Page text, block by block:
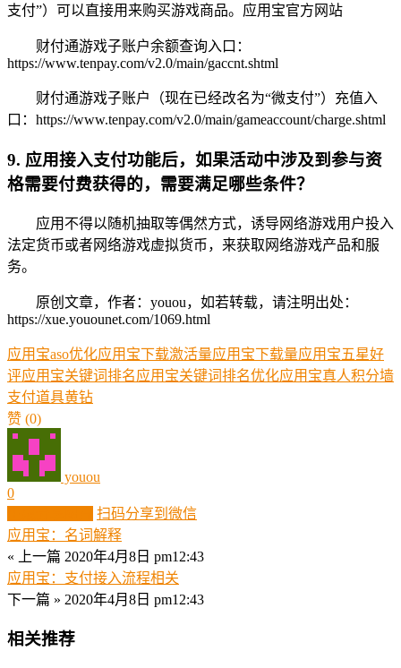
支付”）可以直接用来购买游戏商品。应用宝官方网站
财付通游戏子账户余额查询入口：
https://www.tenpay.com/v2.0/main/gaccnt.shtml
财付通游戏子账户（现在已经改名为“微支付”）充值入
口：https://www.tenpay.com/v2.0/main/gameaccount/charge.shtml
9. 应用接入支付功能后，如果活动中涉及到参与资
格需要付费获得的，需要满足哪些条件？
应用不得以随机抽取等偶然方式，诱导网络游戏用户投入
法定货币或者网络游戏虚拟货币，来获取网络游戏产品和服
务。
原创文章，作者：youou，如若转载，请注明出处：
https://xue.youounet.com/1069.html
应用宝aso优化应用宝下载激活量应用宝下载量应用宝五星好
评应用宝关键词排名应用宝关键词排名优化应用宝真人积分墙
支付道具黄钻
赞 (0)
youou
0
扫码分享到微信
应用宝：名词解释
« 上一篇 2020年4月8日 pm12:43
应用宝：支付接入流程相关
下一篇 » 2020年4月8日 pm12:43
相关推荐